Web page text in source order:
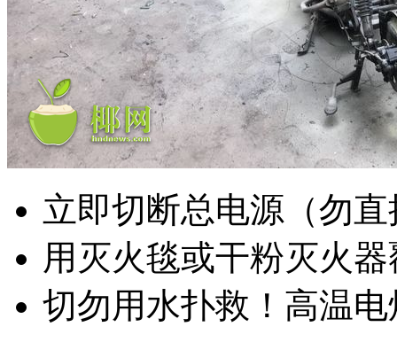
立即切断总电源（勿
用灭火毯或干粉灭火
切勿用水扑救！高温